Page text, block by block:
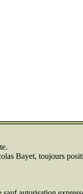
Bayet, toujours